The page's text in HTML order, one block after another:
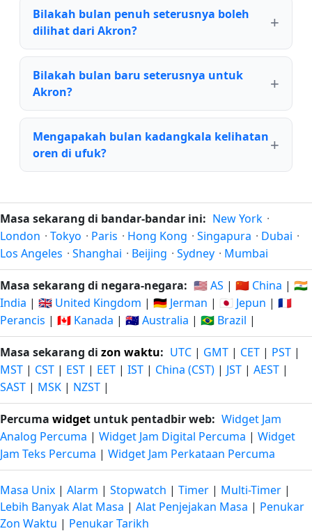
Bilakah bulan penuh seterusnya boleh
dilihat dari Akron?
Bilakah bulan baru seterusnya untuk
Akron?
Mengapakah bulan kadangkala kelihatan
oren di ufuk?
Masa sekarang di bandar-bandar ini: New York ·
London · Tokyo · Paris · Hong Kong · Singapura · Dubai ·
Los Angeles · Shanghai · Beijing · Sydney · Mumbai
Masa sekarang di negara-negara: 🇺🇸 AS | 🇨🇳 China | 🇮🇳
India | 🇬🇧 United Kingdom | 🇩🇪 Jerman | 🇯🇵 Jepun | 🇫🇷
Perancis | 🇨🇦 Kanada | 🇦🇺 Australia | 🇧🇷 Brazil |
Masa sekarang di zon waktu: UTC | GMT | CET | PST |
MST | CST | EST | EET | IST | China (CST) | JST | AEST |
SAST | MSK | NZST |
Percuma widget untuk pentadbir web: Widget Jam
Analog Percuma | Widget Jam Digital Percuma | Widget
Jam Teks Percuma | Widget Jam Perkataan Percuma
Masa Unix | Alarm | Stopwatch | Timer | Multi-Timer |
Lebih Banyak Alat Masa | Alat Penjejakan Masa | Penukar
Zon Waktu | Penukar Tarikh